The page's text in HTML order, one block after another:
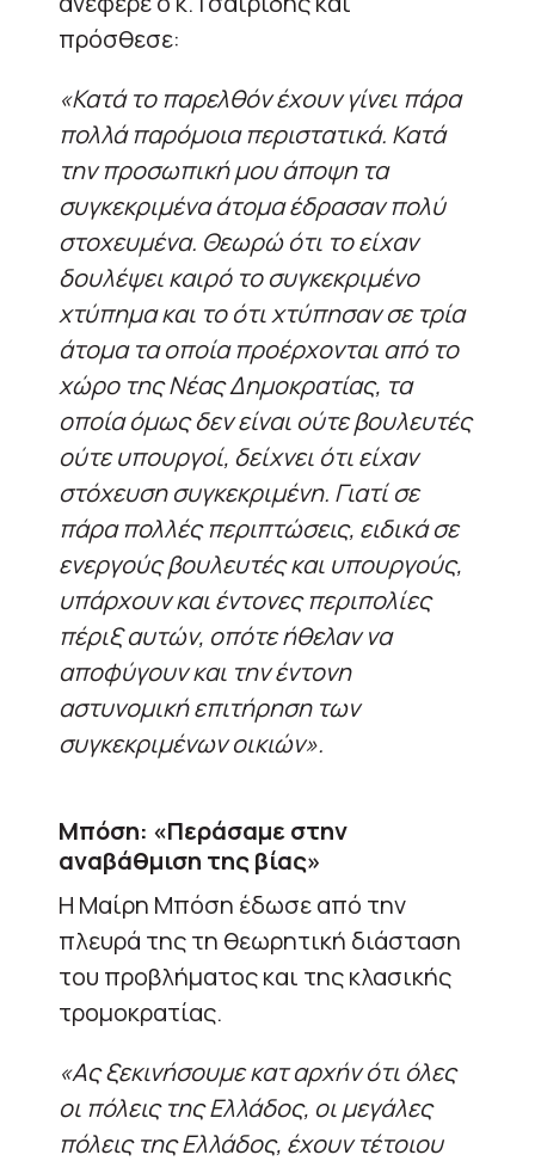
πρόσθεσε:
«Κατά το παρελθόν έχουν γίνει πάρα
πολλά παρόμοια περιστατικά. Κατά
την προσωπική μου άποψη τα
συγκεκριμένα άτομα έδρασαν πολύ
στοχευμένα. Θεωρώ ότι το είχαν
δουλέψει καιρό το συγκεκριμένο
χτύπημα και το ότι χτύπησαν σε τρία
άτομα τα οποία προέρχονται από το
χώρο της Νέας Δημοκρατίας, τα
οποία όμως δεν είναι ούτε βουλευτές
ούτε υπουργοί, δείχνει ότι είχαν
στόχευση συγκεκριμένη. Γιατί σε
πάρα πολλές περιπτώσεις, ειδικά σε
ενεργούς βουλευτές και υπουργούς,
υπάρχουν και έντονες περιπολίες
πέριξ αυτών, οπότε ήθελαν να
αποφύγουν και την έντονη
αστυνομική επιτήρηση των
συγκεκριμένων οικιών».
Μπόση: «Περάσαμε στην
αναβάθμιση της βίας»
Η Μαίρη Μπόση έδωσε από την
πλευρά της τη θεωρητική διάσταση
του προβλήματος και της κλασικής
τρομοκρατίας.
«Ας ξεκινήσουμε κατ αρχήν ότι όλες
οι πόλεις της Ελλάδος, οι μεγάλες
πόλεις της Ελλάδος, έχουν τέτοιου